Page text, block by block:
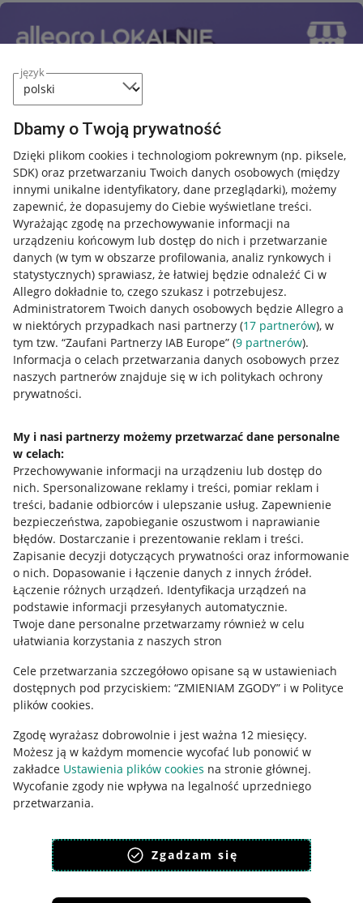
język
Dbamy o Twoją prywatność
Dzięki plikom cookies i technologiom pokrewnym (np. piksele,
SDK) oraz przetwarzaniu Twoich danych osobowych (między
innymi unikalne identyfikatory, dane przeglądarki), możemy
zapewnić, że dopasujemy do Ciebie wyświetlane treści.
Wyrażając zgodę na przechowywanie informacji na
urządzeniu końcowym lub dostęp do nich i przetwarzanie
danych (w tym w obszarze profilowania, analiz rynkowych i
statystycznych) sprawiasz, że łatwiej będzie odnaleźć Ci w
Allegro dokładnie to, czego szukasz i potrzebujesz.
Administratorem Twoich danych osobowych będzie Allegro a
w niektórych przypadkach nasi partnerzy (17 partnerów), w
tym tzw. “Zaufani Partnerzy IAB Europe” (9 partnerów).
Informacja o celach przetwarzania danych osobowych przez
naszych partnerów znajduje się w ich politykach ochrony
prywatności.
My i nasi partnerzy możemy przetwarzać dane personalne
w celach:
Przechowywanie informacji na urządzeniu lub dostęp do
nich. Spersonalizowane reklamy i treści, pomiar reklam i
treści, badanie odbiorców i ulepszanie usług. Zapewnienie
bezpieczeństwa, zapobieganie oszustwom i naprawianie
błędów. Dostarczanie i prezentowanie reklam i treści.
Zapisanie decyzji dotyczących prywatności oraz informowanie
o nich. Dopasowanie i łączenie danych z innych źródeł.
Łączenie różnych urządzeń. Identyfikacja urządzeń na
podstawie informacji przesyłanych automatycznie.
Twoje dane personalne przetwarzamy również w celu
ułatwiania korzystania z naszych stron
Cele przetwarzania szczegółowo opisane są w ustawieniach
dostępnych pod przyciskiem: “ZMIENIAM ZGODY” i w Polityce
plików cookies.
Zgodę wyrażasz dobrowolnie i jest ważna 12 miesięcy.
Możesz ją w każdym momencie wycofać lub ponowić w
zakładce Ustawienia plików cookies na stronie głównej.
Wycofanie zgody nie wpływa na legalność uprzedniego
przetwarzania.
Zgadzam się
Nawigacja
Przydatne informacje
Jak to działa
Napisz do nas
Allegro Gadane dla sprzedających
Allegro Gadane dla kupujących
Mapa miejscowości
Informacje prawne
Regulamin
Polityka plików "cookies"
Ustawienia plików "cookies"
Udostępnianie lokalizacji
Informacje dla Aktu o Usługach Cyfrowych
Pobierz aplikację